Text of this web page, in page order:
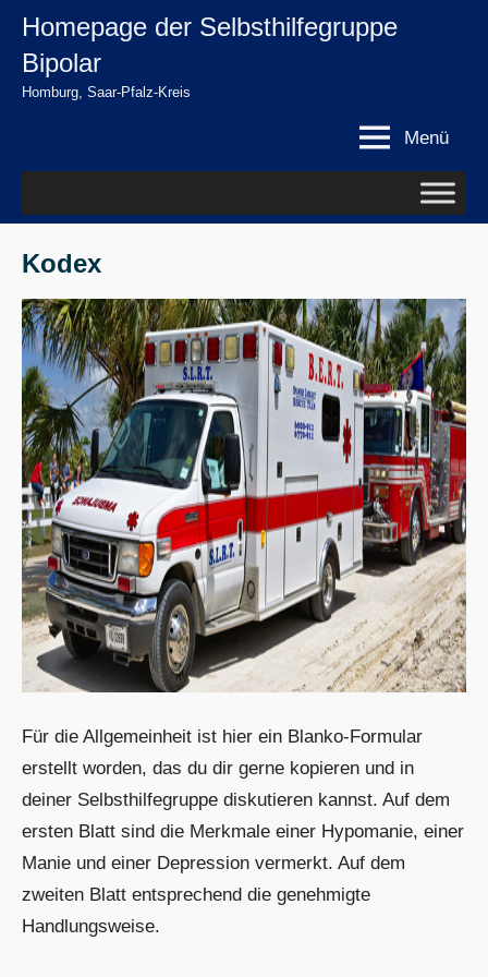
springen
Zum
springen
Homepage der Selbsthilfegruppe
Bipolar
Homburg, Saar-Pfalz-Kreis
Menü
Kodex
Für die Allgemeinheit ist hier ein Blanko-Formular
erstellt worden, das du dir gerne kopieren und in
deiner Selbsthilfegruppe diskutieren kannst. Auf dem
ersten Blatt sind die Merkmale einer Hypomanie, einer
Manie und einer Depression vermerkt. Auf dem
zweiten Blatt entsprechend die genehmigte
Handlungsweise.